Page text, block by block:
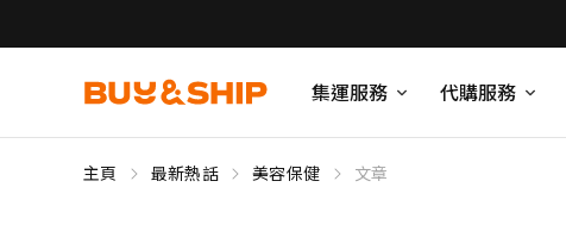
集運服務 代購服務
主頁 最新熱話 美容保健 文章